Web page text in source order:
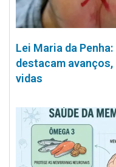
Lei Maria da
destacam
vidas